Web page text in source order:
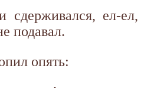
сдерживался, ел-ел,
подавал.
опять: